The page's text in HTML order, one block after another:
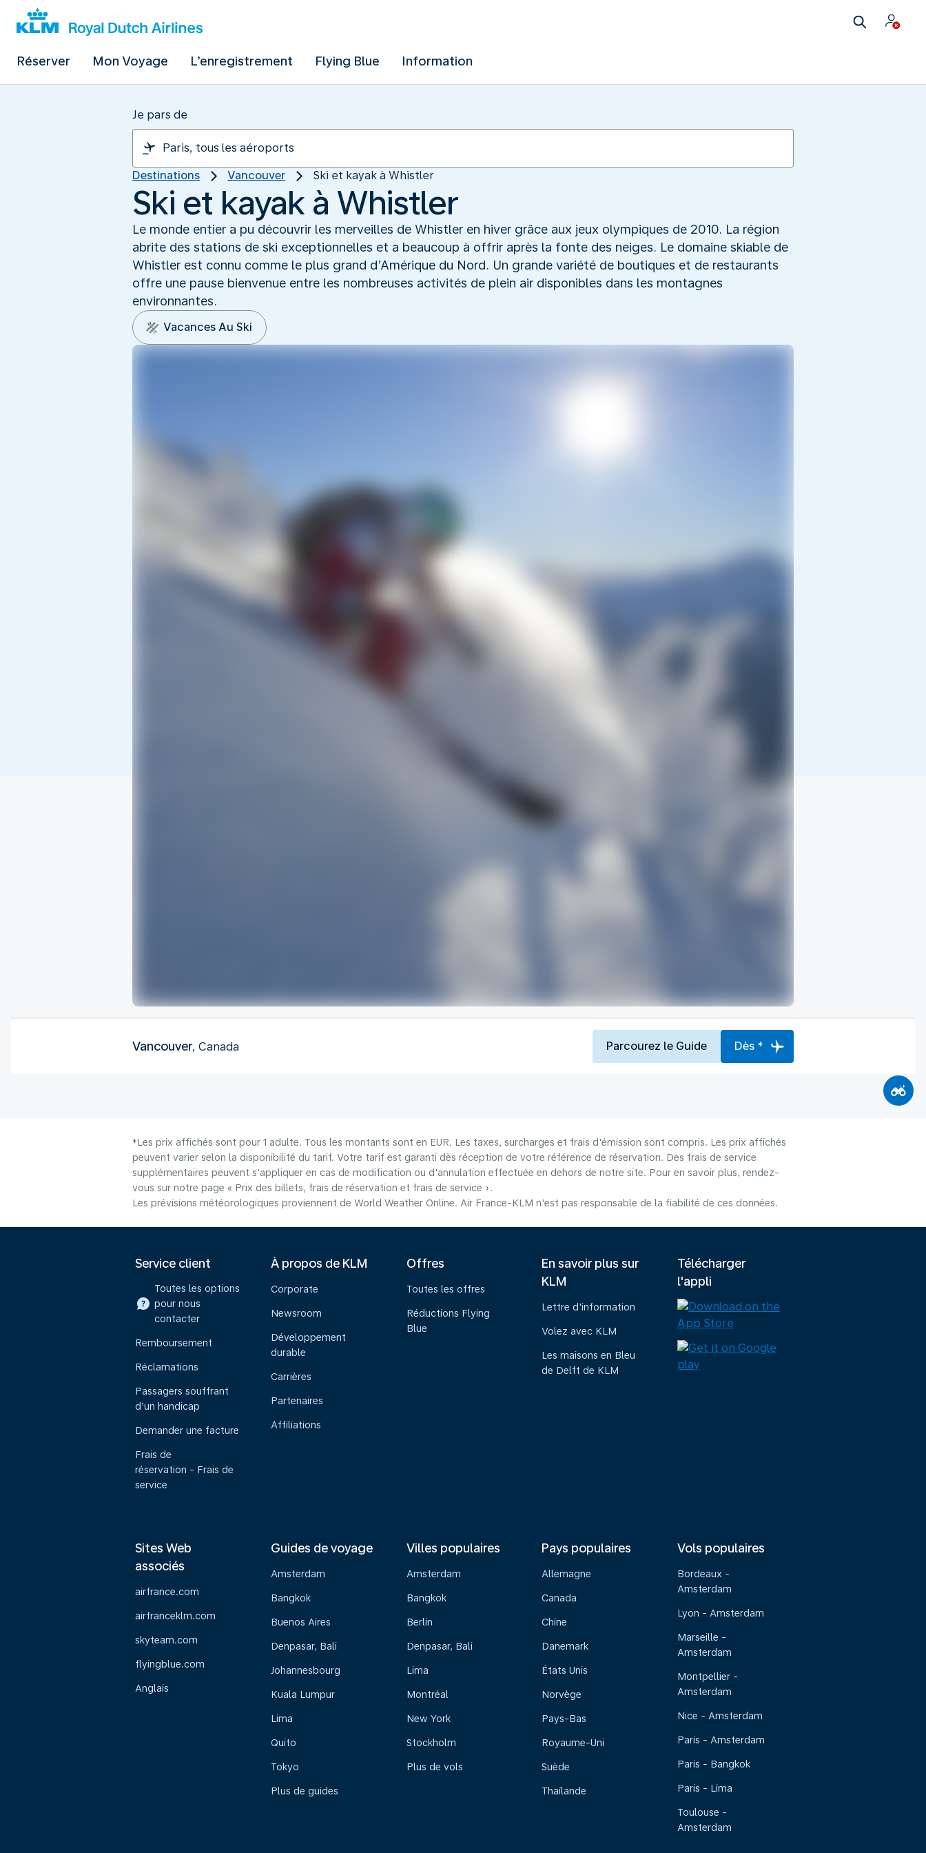
Réserver Mon Voyage L’enregistrement Flying Blue Information
Je pars de
Destinations Vancouver Ski et kayak à Whistler
Ski et kayak à Whistler
Le monde entier a pu découvrir les merveilles de Whistler en hiver grâce aux jeux olympiques de 2010. La région
abrite des stations de ski exceptionnelles et a beaucoup à offrir après la fonte des neiges. Le domaine skiable de
Whistler est connu comme le plus grand d’Amérique du Nord. Un grande variété de boutiques et de restaurants
offre une pause bienvenue entre les nombreuses activités de plein air disponibles dans les montagnes
environnantes.
Vacances Au Ski
Vancouver, Canada Parcourez le Guide Dès *
*Les prix affichés sont pour 1 adulte. Tous les montants sont en EUR. Les taxes, surcharges et frais d'émission sont compris. Les prix affichés
peuvent varier selon la disponibilité du tarif. Votre tarif est garanti dès réception de votre référence de réservation. Des frais de service
supplémentaires peuvent s'appliquer en cas de modification ou d'annulation effectuée en dehors de notre site. Pour en savoir plus, rendez-
vous sur notre page « Prix des billets, frais de réservation et frais de service ».
Les prévisions météorologiques proviennent de World Weather Online. Air France-KLM n'est pas responsable de la fiabilité de ces données.
Service client
Toutes les options
pour nous
contacter
Remboursement
Réclamations
Passagers souffrant
d’un handicap
Demander une facture
Frais de
réservation - Frais de
service
À propos de KLM
Corporate
Newsroom
Développement
durable
Carrières
Partenaires
Affiliations
Offres
Toutes les offres
Réductions Flying
Blue
En savoir plus sur
KLM
Lettre d'information
Volez avec KLM
Les maisons en Bleu
de Delft de KLM
Télécharger
l'appli
Sites Web
associés
airfrance.com
airfranceklm.com
skyteam.com
flyingblue.com
Anglais
Guides de voyage
Amsterdam
Bangkok
Buenos Aires
Denpasar, Bali
Johannesbourg
Kuala Lumpur
Lima
Quito
Tokyo
Plus de guides
Villes populaires
Amsterdam
Bangkok
Berlin
Denpasar, Bali
Lima
Montréal
New York
Stockholm
Plus de vols
Pays populaires
Allemagne
Canada
Chine
Danemark
États Unis
Norvège
Pays-Bas
Royaume-Uni
Suède
Thaïlande
Vols populaires
Bordeaux -
Amsterdam
Lyon - Amsterdam
Marseille -
Amsterdam
Montpellier -
Amsterdam
Nice - Amsterdam
Paris - Amsterdam
Paris - Bangkok
Paris - Lima
Toulouse -
Amsterdam